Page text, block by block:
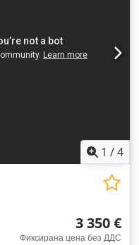
1 /4
3 350 €
Фиксирана цена без ДДС